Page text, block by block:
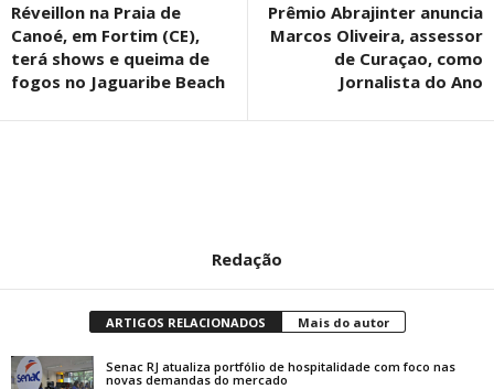
Réveillon na Praia de
Canoé, em Fortim (CE),
terá shows e queima de
fogos no Jaguaribe Beach
Prêmio Abrajinter anuncia
Marcos Oliveira, assessor
de Curaçao, como
Jornalista do Ano
Redação
ARTIGOS RELACIONADOS Mais do autor
Senac RJ atualiza portfólio de hospitalidade com foco nas
novas demandas do mercado